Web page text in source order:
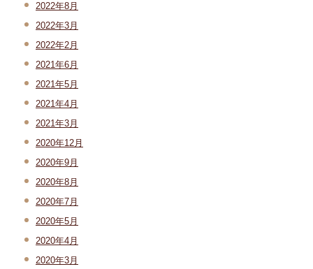
2022年8月
2022年3月
2022年2月
2021年6月
2021年5月
2021年4月
2021年3月
2020年12月
2020年9月
2020年8月
2020年7月
2020年5月
2020年4月
2020年3月